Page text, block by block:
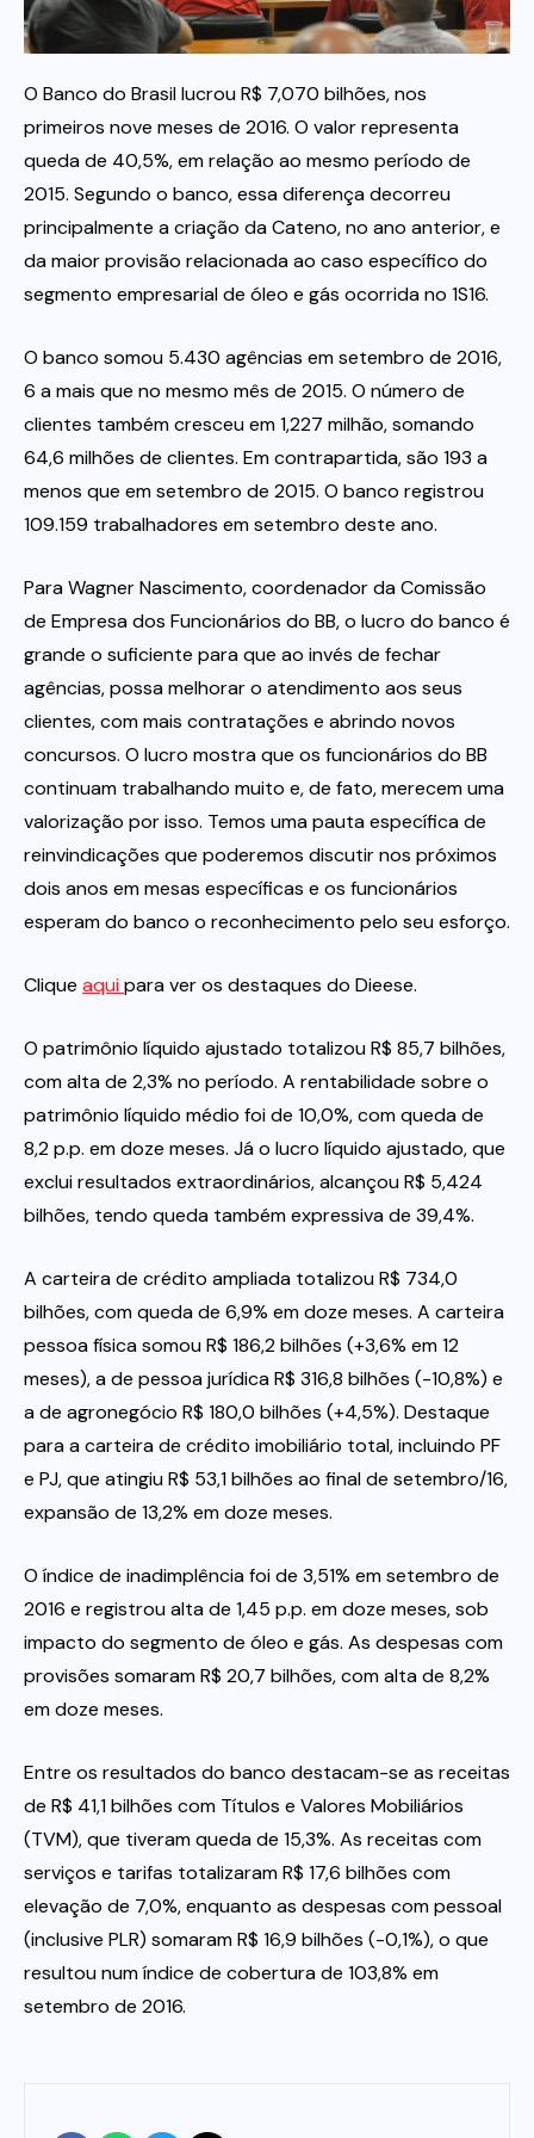
Financeiras e Cooperativas
O Banco do Brasil lucrou R$ 7,070 bilhões, nos
primeiros nove meses de 2016. O valor representa
queda de 40,5%, em relação ao mesmo período de
2015. Segundo o banco, essa diferença decorreu
principalmente a criação da Cateno, no ano anterior, e
da maior provisão relacionada ao caso específico do
segmento empresarial de óleo e gás ocorrida no 1S16.
O banco somou 5.430 agências em setembro de 2016,
6 a mais que no mesmo mês de 2015. O número de
clientes também cresceu em 1,227 milhão, somando
64,6 milhões de clientes. Em contrapartida, são 193 a
menos que em setembro de 2015. O banco registrou
109.159 trabalhadores em setembro deste ano.
Para Wagner Nascimento, coordenador da Comissão
de Empresa dos Funcionários do BB, o lucro do banco é
grande o suficiente para que ao invés de fechar
agências, possa melhorar o atendimento aos seus
clientes, com mais contratações e abrindo novos
concursos. O lucro mostra que os funcionários do BB
continuam trabalhando muito e, de fato, merecem uma
valorização por isso. Temos uma pauta específica de
reinvindicações que poderemos discutir nos próximos
dois anos em mesas específicas e os funcionários
esperam do banco o reconhecimento pelo seu esforço.
Clique aqui para ver os destaques do Dieese.
O patrimônio líquido ajustado totalizou R$ 85,7 bilhões,
com alta de 2,3% no período. A rentabilidade sobre o
patrimônio líquido médio foi de 10,0%, com queda de
8,2 p.p. em doze meses. Já o lucro líquido ajustado, que
exclui resultados extraordinários, alcançou R$ 5,424
bilhões, tendo queda também expressiva de 39,4%.
A carteira de crédito ampliada totalizou R$ 734,0
bilhões, com queda de 6,9% em doze meses. A carteira
pessoa física somou R$ 186,2 bilhões (+3,6% em 12
meses), a de pessoa jurídica R$ 316,8 bilhões (-10,8%) e
a de agronegócio R$ 180,0 bilhões (+4,5%). Destaque
para a carteira de crédito imobiliário total, incluindo PF
e PJ, que atingiu R$ 53,1 bilhões ao final de setembro/16,
expansão de 13,2% em doze meses.
O índice de inadimplência foi de 3,51% em setembro de
2016 e registrou alta de 1,45 p.p. em doze meses, sob
impacto do segmento de óleo e gás. As despesas com
provisões somaram R$ 20,7 bilhões, com alta de 8,2%
em doze meses.
Entre os resultados do banco destacam-se as receitas
de R$ 41,1 bilhões com Títulos e Valores Mobiliários
(TVM), que tiveram queda de 15,3%. As receitas com
serviços e tarifas totalizaram R$ 17,6 bilhões com
elevação de 7,0%, enquanto as despesas com pessoal
(inclusive PLR) somaram R$ 16,9 bilhões (-0,1%), o que
resultou num índice de cobertura de 103,8% em
setembro de 2016.